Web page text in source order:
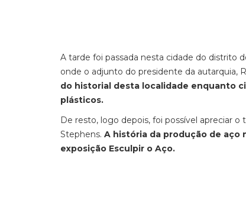
A tarde foi passada nesta cidade do distrito
onde o adjunto do presidente da autarquia,
do historial desta localidade enquanto
plásticos.
De resto, logo depois, foi possível apreciar
Stephens. A história da produção de aço
exposição Esculpir o Aço.